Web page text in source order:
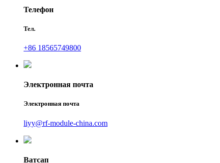
Телефон
Тел.
+86 18565749800
Электронная почта
Электронная почта
liyy@rf-module-china.com
Ватсап